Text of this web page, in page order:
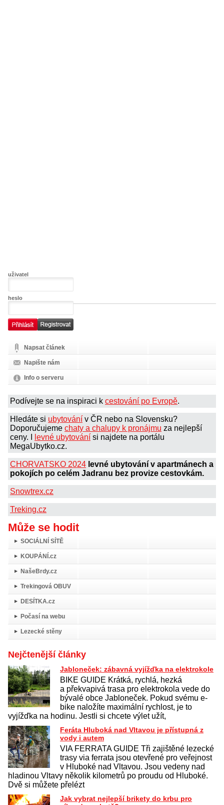
uživatel
heslo
Napsat článek
Napište nám
Info o serveru
Podívejte se na inspiraci k cestování po Evropě.
Hledáte si ubytování v ČR nebo na Slovensku?
Doporučujeme chaty a chalupy k pronájmu za nejlepší
ceny. I
levné ubytování si najdete na portálu
MegaUbytko.cz.
CHORVATSKO 2024 levné ubytování v apartmánech a
pokojích po celém Jadranu bez provize cestovkám.
Snowtrex.cz
Treking.cz
Může se hodit
SOCIÁLNÍ SÍTĚ
KOUPÁNÍ.cz
NašeBrdy.cz
Trekingová OBUV
DESÍTKA.cz
Počasí na webu
Lezecké stěny
Nejčtenější články
Jabloneček: zábavná vyjížďka na elektrokole
BIKE GUIDE Krátká, rychlá, hezká
a překvapivá trasa pro elektrokola vede do
bývalé obce Jabloneček. Pokud svému e-
bike naložíte maximální rychlost, je to
vyjížďka na hodinu. Jestli si chcete výlet užít,
Feráta Hluboká nad Vltavou je přístupná z
vody i autem
VIA FERRATA GUIDE Tři zajištěné lezecké
trasy via ferrata jsou otevřené pro veřejnost
v Hluboké nad Vltavou. Jsou vedeny nad
hladinou Vltavy několik kilometrů po proudu od Hluboké.
Dvě si můžete přelézt
Jak vybrat nejlepší brikety do krbu pro